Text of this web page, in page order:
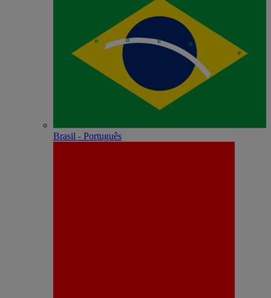
Brasil - Português